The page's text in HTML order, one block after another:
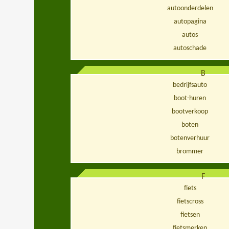
autoonderdelen
autopagina
autos
autoschade
B
bedrijfsauto
boot-huren
bootverkoop
boten
botenverhuur
brommer
F
fiets
fietscross
fietsen